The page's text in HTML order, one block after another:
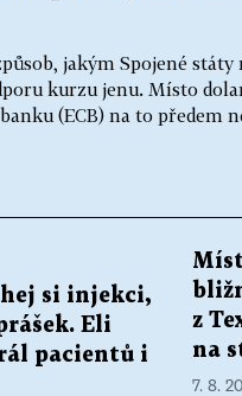
jakým Spojené
kurzu jenu. Místo
(ECB) na to předem
si injekci,
Eli
pacientů i
z
na
7. 8.